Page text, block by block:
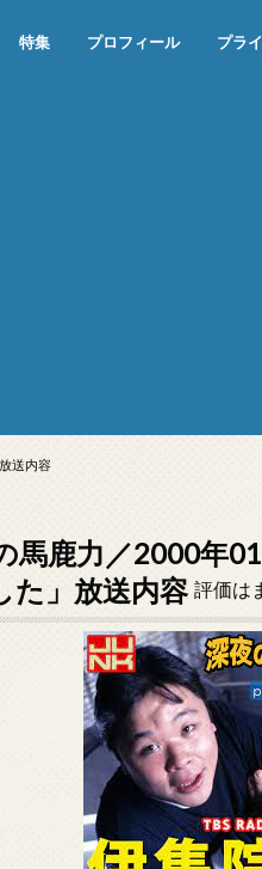
特集 プロフィール プラ
送内容
馬鹿力／2000年
た」放送内容 評価は